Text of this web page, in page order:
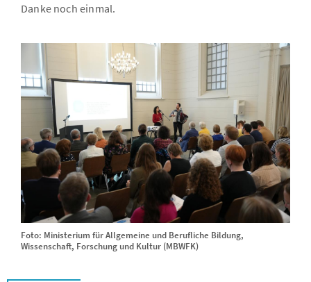
Danke noch einmal.
Foto: Ministerium für Allgemeine und Berufliche Bildung,
Wissenschaft, Forschung und Kultur (MBWFK)